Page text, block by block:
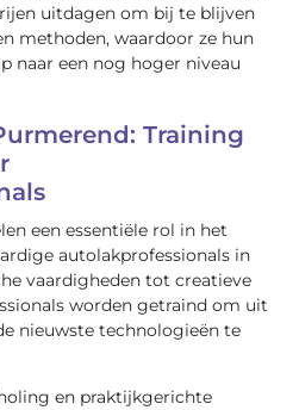
uitdagen om bij te blijven
methoden, waardoor ze hun
naar een nog hoger niveau
Training
een essentiële rol in het
autolakprofessionals in
vaardigheden tot creatieve
worden getraind om uit
nieuwste technologieën te
en praktijkgerichte